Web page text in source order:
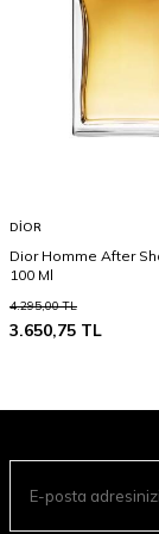
DIOR
Dior Homme After
100 Ml
4.295,00TL
3.650,75 TL